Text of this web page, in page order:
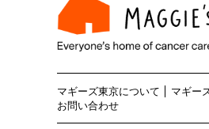
マギーズ東京について マギー
お問い合わせ